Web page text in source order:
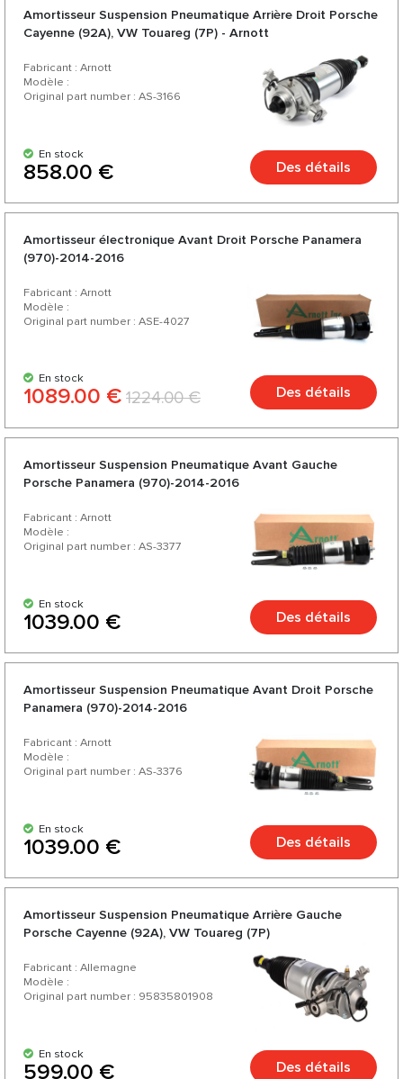
Amortisseur Suspension Pneumatique Arrière Droit Porsche
Cayenne (92A), VW Touareg (7P) - Arnott
Fabricant : Arnott
Modèle :
Original part number : AS-3166
En stock
858.00 € Des détails
Amortisseur électronique Avant Droit Porsche Panamera
(970)-2014-2016
Fabricant : Arnott
Modèle :
Original part number : ASE-4027
En stock
1089.00 € 1224.00 € Des détails
Amortisseur Suspension Pneumatique Avant Gauche
Porsche Panamera (970)-2014-2016
Fabricant : Arnott
Modèle :
Original part number : AS-3377
En stock
1039.00 € Des détails
Amortisseur Suspension Pneumatique Avant Droit Porsche
Panamera (970)-2014-2016
Fabricant : Arnott
Modèle :
Original part number : AS-3376
En stock
1039.00 € Des détails
Amortisseur Suspension Pneumatique Arrière Gauche
Porsche Cayenne (92A), VW Touareg (7P)
Fabricant : Allemagne
Modèle :
Original part number : 95835801908
En stock
599.00 € Des détails